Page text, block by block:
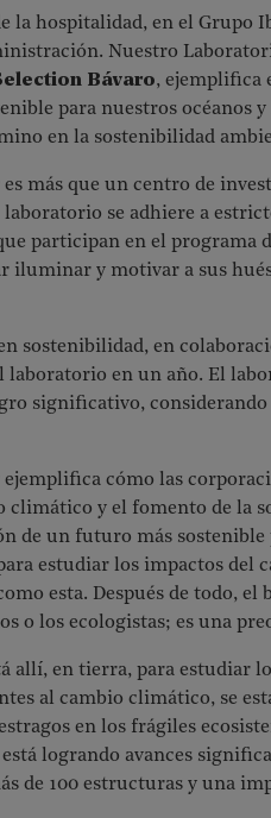
la hospitalidad, en el Grupo
Nuestro
Bávaro, ejemplifica
para nuestros océanos
en la sostenibilidad
más que un centro de
se adhiere a
participan en el programa
y motivar a sus
sostenibilidad, en
laboratorio en un año. El
significativo,
cómo las
y el fomento de la
de un futuro más
estudiar los impactos del
esta. Después de todo, el
o los ecologistas; es una
allí, en tierra, para estudiar
al cambio climático, se
en los frágiles
logrando avances
de 100 estructuras y una